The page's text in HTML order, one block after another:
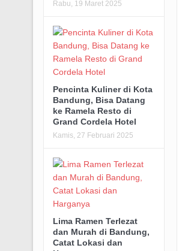
Rabu, 19 Maret 2025
Pencinta Kuliner di Kota
Bandung, Bisa Datang
ke Ramela Resto di
Grand Cordela Hotel
Kamis, 27 Februari 2025
Lima Ramen Terlezat
dan Murah di Bandung,
Catat Lokasi dan